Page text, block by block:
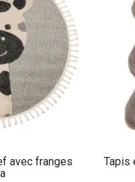
avec franges
Tapis